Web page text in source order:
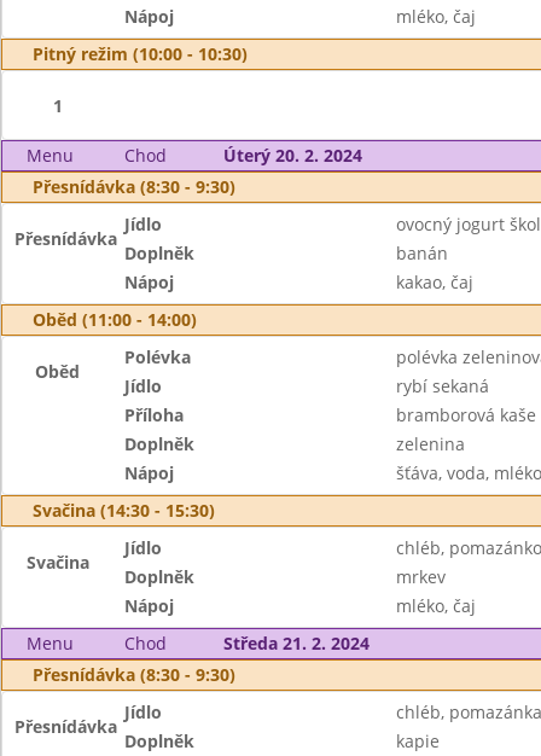
Nápoj
mléko, čaj
Pitný režim (10:00 - 10:30)
1
Menu Chod
Úterý 20. 2. 2024
Přesnídávka (8:30 - 9:30)
Přesnídávka
Jídlo
ovocný jogurt
Doplněk
banán
Nápoj
kakao, čaj
Oběd (11:00 - 14:00)
Oběd
Polévka
polévka
Jídlo
rybí sekaná
Příloha
bramborová kaše
Doplněk
zelenina
Nápoj
šťáva, voda, mléko
Svačina (14:30 - 15:30)
Svačina
Jídlo
chléb,
Doplněk
mrkev
Nápoj
mléko, čaj
Menu
Chod
Středa 21. 2. 2024
Přesnídávka (8:30 - 9:30)
Přesnídávka
Jídlo
chléb,
Doplněk
kapie